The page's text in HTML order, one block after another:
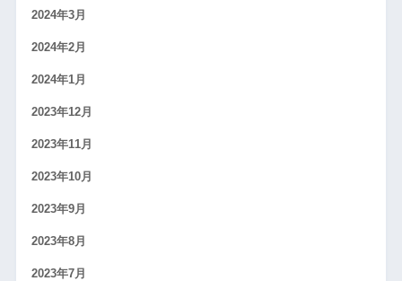
2024年3月
2024年2月
2024年1月
2023年12月
2023年11月
2023年10月
2023年9月
2023年8月
2023年7月